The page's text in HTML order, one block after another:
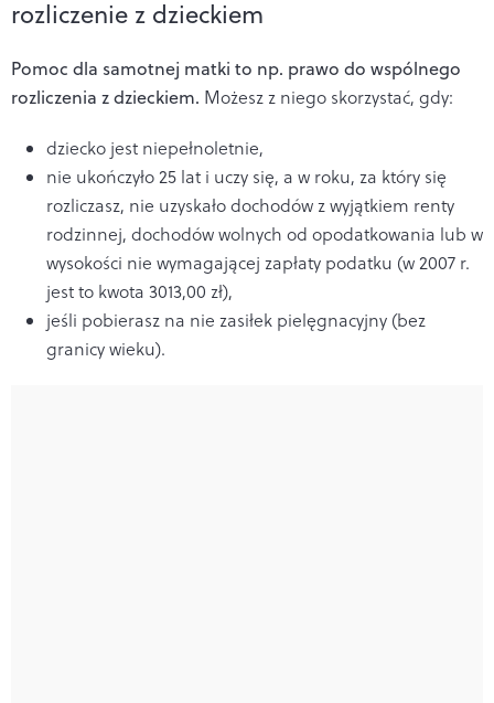
rozliczenie z dzieckiem
Pomoc dla samotnej matki to np. prawo do wspólnego
rozliczenia z dzieckiem. Możesz z niego skorzystać, gdy:
dziecko jest niepełnoletnie,
nie ukończyło 25 lat i uczy się, a w roku, za który się
rozliczasz, nie uzyskało dochodów z wyjątkiem renty
rodzinnej, dochodów wolnych od opodatkowania lub w
wysokości nie wymagającej zapłaty podatku (w 2007 r.
jest to kwota 3013,00 zł),
jeśli pobierasz na nie zasiłek pielęgnacyjny (bez
granicy wieku).